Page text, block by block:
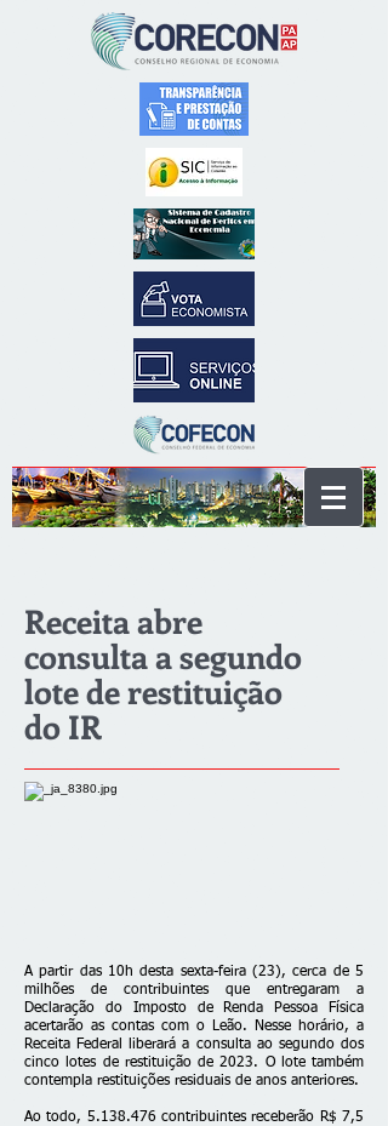
Receita abre
consulta a segundo
lote de restituição
do IR
A partir das 10h desta sexta-feira (23), cerca de 5
milhões de contribuintes que entregaram a
Declaração do Imposto de Renda Pessoa Física
acertarão as contas com o Leão. Nesse horário, a
Receita Federal liberará a consulta ao segundo dos
cinco lotes de restituição de 2023. O lote também
contempla restituições residuais de anos anteriores.
Ao todo, 5.138.476 contribuintes receberão R$ 7,5